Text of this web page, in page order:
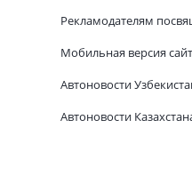
Рекламодателям
Мобильная версия
Автоновости
Автоновости